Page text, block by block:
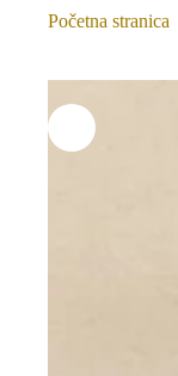
Početna stranica